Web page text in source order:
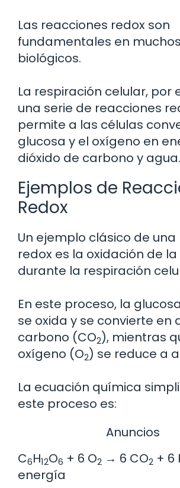
Las reacciones redox son
fundamentales en
biológicos.
La respiración celular, por
una serie de reacciones
permite a las células
glucosa y el oxígeno en
dióxido de carbono y agua.
Ejemplos de
Redox
Un ejemplo clásico de
redox es la oxidación de
durante la respiración
En este proceso, la
se oxida y se convierte en
carbono (CO2), mientras
oxígeno (O2) se reduce a
La ecuación química
este proceso es:
Anuncios
C6H12O6 + 6 O2 → 6 CO2 + 6
energía